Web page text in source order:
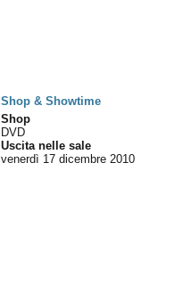
Shop & Showtime
Shop
DVD
Uscita nelle sale
venerdì 17 dicembre 2010